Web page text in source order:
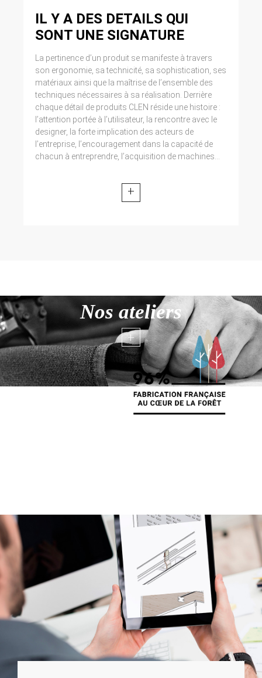
IL Y A DES DETAILS QUI
SONT UNE SIGNATURE
La pertinence d’un produit se manifeste à travers
son ergonomie, sa technicité, sa sophistication, ses
matériaux ainsi que la maîtrise de l’ensemble des
techniques nécessaires à sa réalisation. Derrière
chaque détail de produits CLEN réside une histoire :
l’attention portée à l’utilisateur, la rencontre avec le
designer, la forte implication des acteurs de
l’entreprise, l’encouragement dans la capacité de
chacun à entreprendre, l’acquisition de machines...
+
Nos ateliers
+